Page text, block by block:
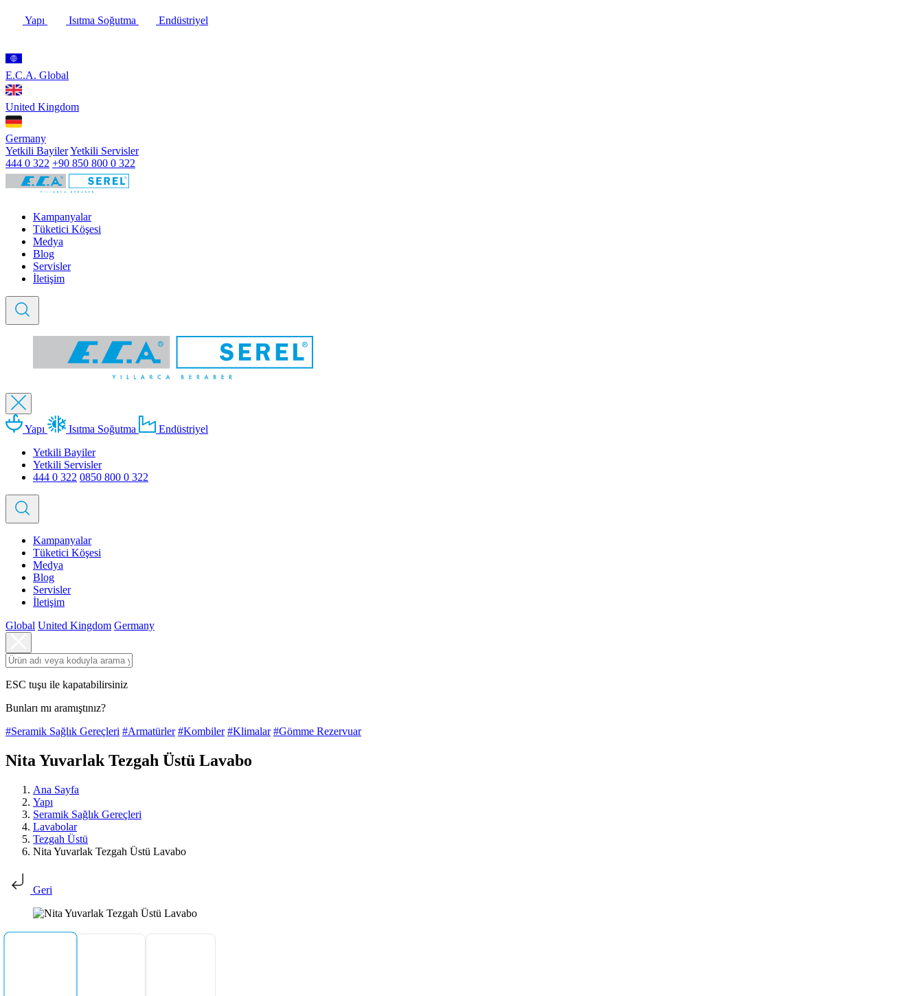
Yapı Isıtma Soğutma Endüstriyel
E.C.A. Global
United Kingdom
Germany
Yetkili BayilerYetkili Servisler
444 0 322 +90 850 800 0 322
Kampanyalar
Tüketici Köşesi
Medya
Blog
Servisler
İletişim
Yapı Isıtma Soğutma
Endüstriyel
Yetkili Bayiler
Yetkili Servisler
444 0 322 0850 800 0 322
Kampanyalar
Tüketici Köşesi
Medya
Blog
Servisler
İletişim
Global United Kingdom Germany
ESC tuşu ile kapatabilirsiniz
Bunları mı aramıştınız?
#Seramik Sağlık Gereçleri #Armatürler #Kombiler #Klimalar #Gömme Rezervuar
Nita Yuvarlak Tezgah Üstü Lavabo
Ana Sayfa
Yapı
Seramik Sağlık Gereçleri
Lavabolar
Tezgah Üstü
Nita Yuvarlak Tezgah Üstü Lavabo
Geri